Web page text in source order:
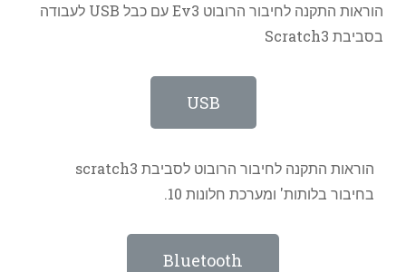
הוראות התקנה לחיבור הרובוט Ev3 עם כבל USB לעבודה
בסביבת Scratch3
USB
הוראות התקנה לחיבור הרובוט לסביבת scratch3
בחיבור בלותות' ומערכת חלונות 10.
Bluetooth